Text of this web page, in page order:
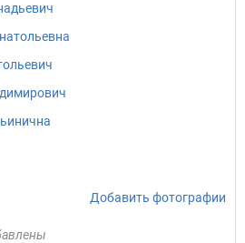
Добавить фотографии